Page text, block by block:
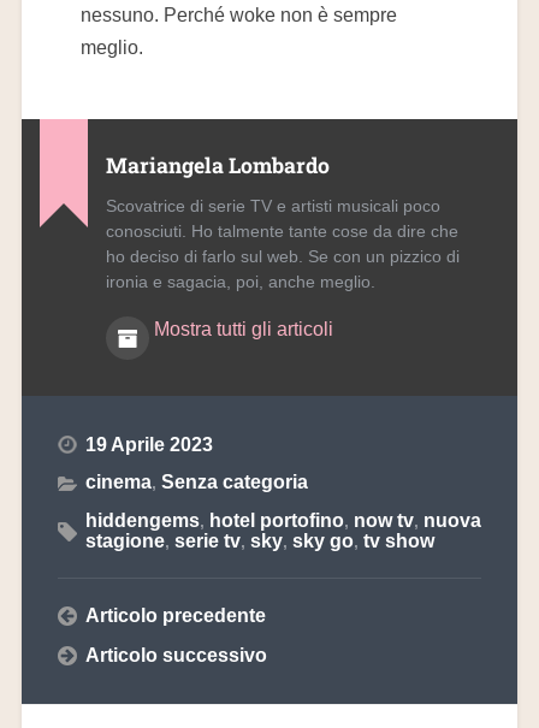
nessuno. Perché woke non è sempre
meglio.
Mariangela Lombardo
Scovatrice di serie TV e artisti musicali poco
conosciuti. Ho talmente tante cose da dire che
ho deciso di farlo sul web. Se con un pizzico di
ironia e sagacia, poi, anche meglio.
19 Aprile 2023
cinema, Senza categoria
hiddengems, hotel portofino, now tv, nuova
stagione, serie tv, sky, sky go, tv show
Articolo precedente
Articolo successivo